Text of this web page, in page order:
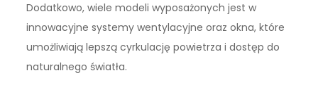
Dodatkowo, wiele modeli wyposażonych jest w
innowacyjne systemy wentylacyjne oraz okna, które
umożliwiają lepszą cyrkulację powietrza i dostęp do
naturalnego światła.